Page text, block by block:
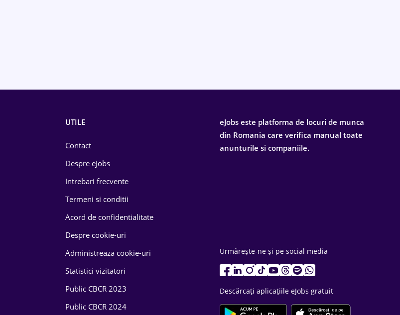
UTILE
Contact
Despre eJobs
Intrebari frecvente
Termeni si conditii
Acord de confidentialitate
Despre cookie-uri
Administreaza cookie-uri
Statistici vizitatori
Public CBCR 2023
Public CBCR 2024
eJobs este platforma de locuri de munca
din Romania care verifica manual toate
anunturile si companiile.
Urmărește-ne și pe social media
Descărcați aplicațiile eJobs gratuit